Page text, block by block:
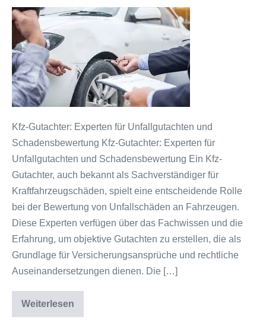
Die
wichtige
Rolle
von
Kfz-
Gutachtern
Unfallgutachten
und
Schadensbewertung
in
Österreich
Kfz-Gutachter: Experten für Unfallgutachten und
Schadensbewertung Kfz-Gutachter: Experten für
Unfallgutachten und Schadensbewertung Ein Kfz-
Gutachter, auch bekannt als Sachverständiger für
Kraftfahrzeugschäden, spielt eine entscheidende Rolle
bei der Bewertung von Unfallschäden an Fahrzeugen.
Diese Experten verfügen über das Fachwissen und die
Erfahrung, um objektive Gutachten zu erstellen, die als
Grundlage für Versicherungsansprüche und rechtliche
Auseinandersetzungen dienen. Die […]
Weiterlesen
Die
wichtige